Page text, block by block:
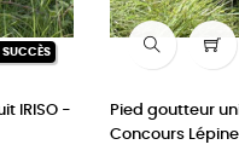
SUCCÈS
IRISO -
Pied goutteur
Concours Lépine